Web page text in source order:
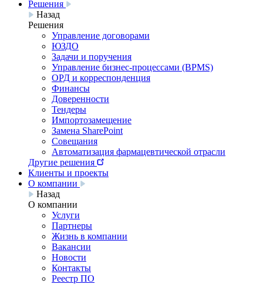
Решения
Назад
Решения
Управление договорами
ЮЗДО
Задачи и поручения
Управление бизнес-процессами (BPMS)
ОРД и корреспонденция
Финансы
Доверенности
Тендеры
Импортозамещение
Замена SharePoint
Совещания
Автоматизация фармацевтической отрасли
Другие решения
Клиенты и проекты
О компании
Назад
О компании
Услуги
Партнеры
Жизнь в компании
Вакансии
Новости
Контакты
Реестр ПО